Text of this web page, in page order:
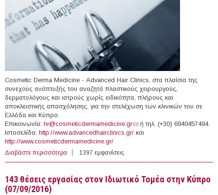
Cosmetic Derma Medicine - Αdvanced Hair Clinics, στα πλαίσια της
συνεχούς ανάπτυξής του αναζητά πλαστικούς χειρουργούς,
δερματολόγους και ιατρούς χωρίς ειδικότητα, πλήρους και
αποκλειστικής απασχόλησης, για την στελέχωση των κλινικών του σε
Ελλάδα και Κύπρο.
Επικοινωνία: hr@cosmeticdermamedicine.gr(link sends e-mail)
ή τηλ. (+30) 6940457494.
Ιστοσελίδα: http://www.advancedhairclinics.gr/ και
http://www.cosmeticdermamedicine.gr/
Διαβάστε περισσότερα για Πλαστικοί Χειρουργοί, Δερματολόγοι και Ιατροί άνευ
ειδικότητας στον όμιλο Cosmetic Derma Medicine -
1397 εμφανίσεις
143 θέσεις εργασίας στον Ιδιωτικό Τομέα στην Κύπρο
(07/09/2016)